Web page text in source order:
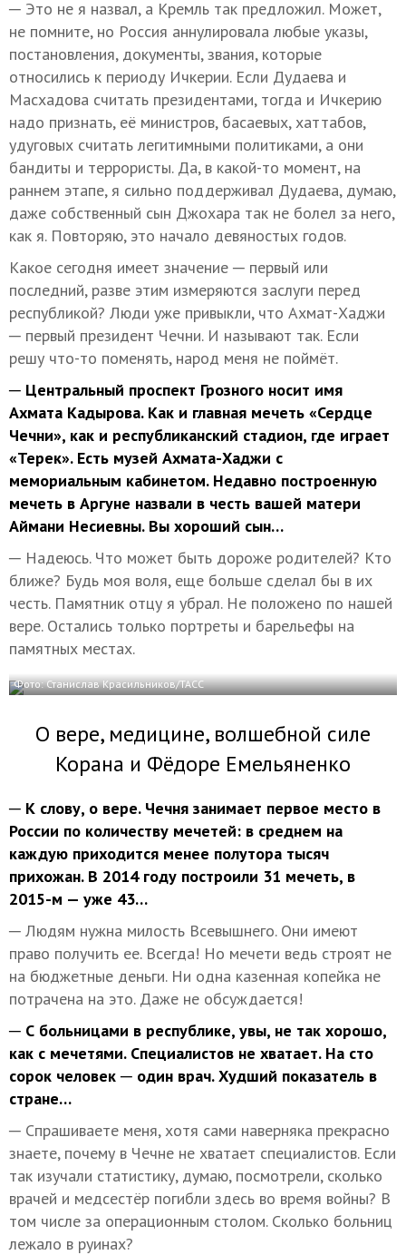
─ Это не я назвал, а Кремль так предложил. Может,
не помните, но Россия аннулировала любые указы,
постановления, документы, звания, которые
относились к периоду Ичкерии. Если Дудаева и
Масхадова считать президентами, тогда и Ичкерию
надо признать, её министров, басаевых, хаттабов,
удуговых считать легитимными политиками, а они
бандиты и террористы. Да, в какой-то момент, на
раннем этапе, я сильно поддерживал Дудаева, думаю,
даже собственный сын Джохара так не болел за него,
как я. Повторяю, это начало девяностых годов.
Какое сегодня имеет значение ─ первый или
последний, разве этим измеряются заслуги перед
республикой? Люди уже привыкли, что Ахмат-Хаджи
─ первый президент Чечни. И называют так. Если
решу что-то поменять, народ меня не поймёт.
─ Центральный проспект Грозного носит имя
Ахмата Кадырова. Как и главная мечеть «Сердце
Чечни», как и республиканский стадион, где играет
«Терек». Есть музей Ахмата-Хаджи с
мемориальным кабинетом. Недавно построенную
мечеть в Аргуне назвали в честь вашей матери
Аймани Несиевны. Вы хороший сын…
─ Надеюсь. Что может быть дороже родителей? Кто
ближе? Будь моя воля, еще больше сделал бы в их
честь. Памятник отцу я убрал. Не положено по нашей
вере. Остались только портреты и барельефы на
памятных местах.
Фото: Станислав Красильников/ТАСС
О вере, медицине, волшебной силе
Корана и Фёдоре Емельяненко
─ К слову, о вере. Чечня занимает первое место в
России по количеству мечетей: в среднем на
каждую приходится менее полутора тысяч
прихожан. В 2014 году построили 31 мечеть, в
2015-м — уже 43…
─ Людям нужна милость Всевышнего. Они имеют
право получить ее. Всегда! Но мечети ведь строят не
на бюджетные деньги. Ни одна казенная копейка не
потрачена на это. Даже не обсуждается!
─ С больницами в республике, увы, не так хорошо,
как с мечетями. Специалистов не хватает. На сто
сорок человек ─ один врач. Худший показатель в
стране…
─ Спрашиваете меня, хотя сами наверняка прекрасно
знаете, почему в Чечне не хватает специалистов. Если
так изучали статистику, думаю, посмотрели, сколько
врачей и медсестёр погибли здесь во время войны? В
том числе за операционным столом. Сколько больниц
лежало в руинах?